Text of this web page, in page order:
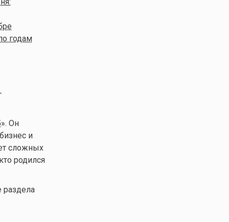
годам
». Он
и
сложных
родился
раздела